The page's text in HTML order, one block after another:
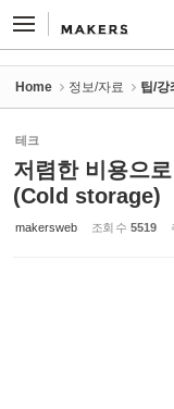
Home 정보/자료 팁/강
테크
저렴한 비용으
(Cold storage)
makersweb 조회 수 5519